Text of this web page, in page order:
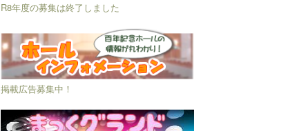
R8年度の募集は終了しました
掲載広告募集中！